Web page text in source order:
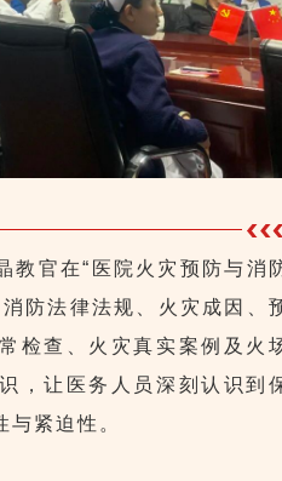
教官在“医院火灾预防与消
防法律法规、火灾成因、
检查、火灾真实案例及 火
，让医务人员深刻认识到
紧迫性。